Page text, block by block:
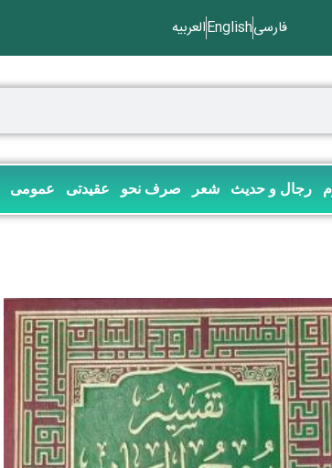
فارسیEnglishالعربیه
رجال و حدیث شعر صرف نحو عقیدتی عمومی